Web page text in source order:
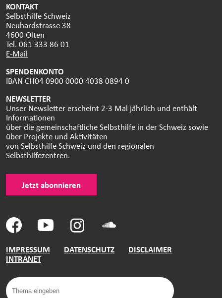
KONTAKT
Selbsthilfe Schweiz
Neuhardstrasse 38
4600 Olten
Tel. 061 333 86 01
E-Mail
SPENDENKONTO
IBAN CH04 0900 0000 4038 0894 0
NEWSLETTER
Unser Newsletter erscheint 2-3 Mal jährlich und enthält
Informationen
über die gemeinschaftliche Selbsthilfe in der Schweiz sowie
über Projekte und Aktivitäten
von Selbsthilfe Schweiz und den regionalen
Selbsthilfezentren.
Jetzt abonnieren
IMPRESSUM DATENSCHUTZ
DISCLAIMER
INTRANET